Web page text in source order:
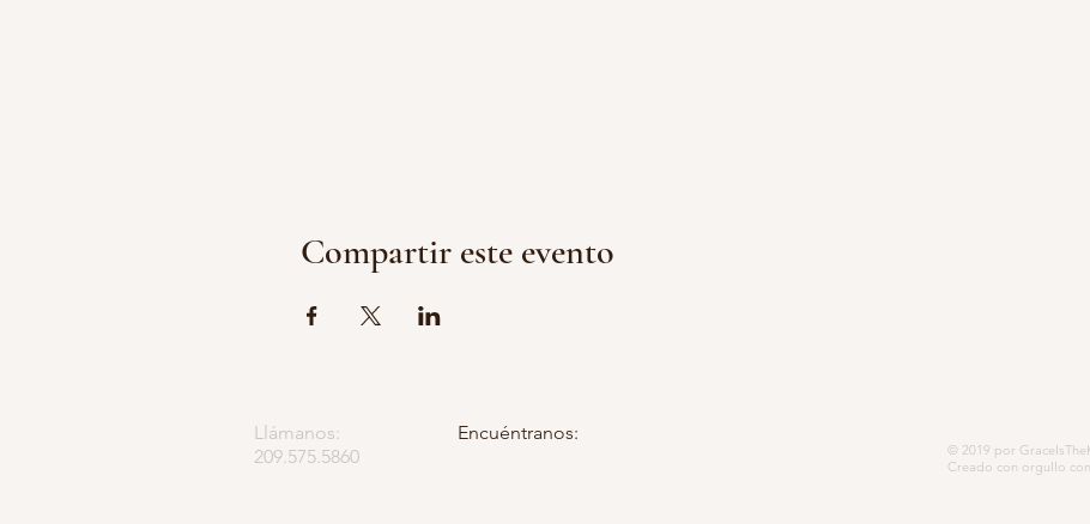
Compartir este evento
© 2019 por
Creado con orgullo con
Llámanos:
209.575.5860
Encuéntranos: